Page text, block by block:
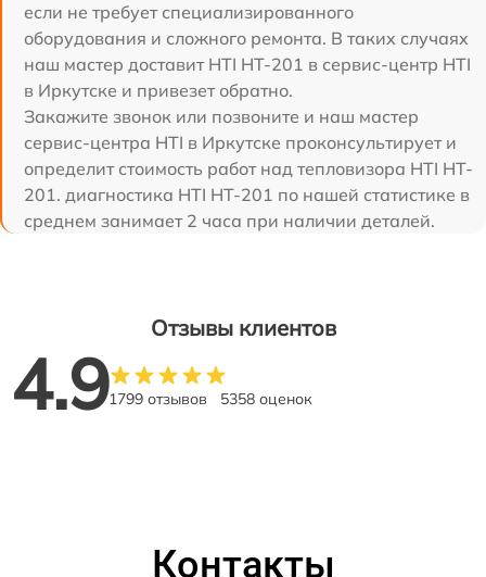
если не требует специализированного
оборудования и сложного ремонта. В таких случаях
наш мастер доставит HTI HT-201 в сервис-центр HTI
в Иркутске и привезет обратно.
Закажите звонок или позвоните и наш мастер
сервис-центра HTI в Иркутске проконсультирует и
определит стоимость работ над тепловизора HTI HT-
201. диагностика HTI HT-201 по нашей статистике в
среднем занимает 2 часа при наличии деталей.
Отзывы клиентов
4.91799 отзывов 5358 оценок
Контакты